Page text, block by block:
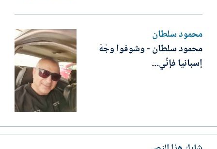
محمود سلطان
محمود سلطان - وشوفوا وجْهَ
إسبانيا فإنِّي...